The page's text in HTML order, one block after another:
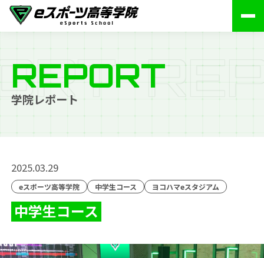
RT RE P
REPORT
学院レポート
2025.03.29
eスポーツ高等学院 中学生コース ヨコハマeスタジアム
中学生コース